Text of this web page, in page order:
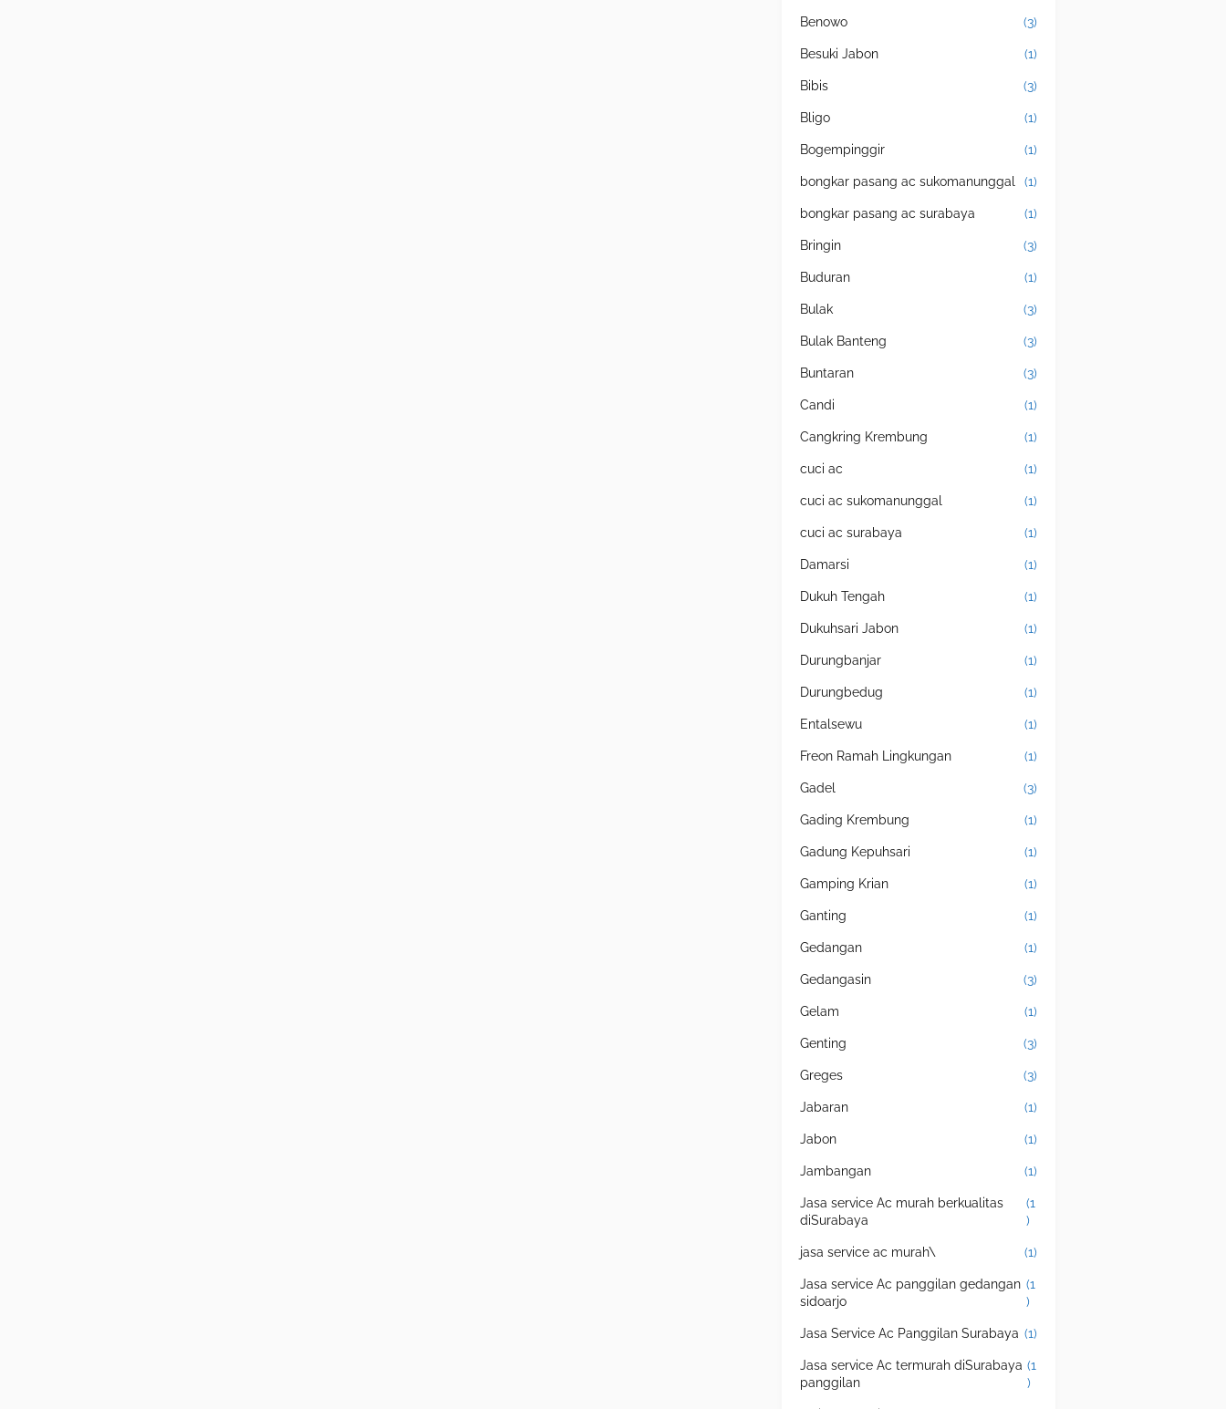
Benowo (3)
Besuki Jabon (1)
Bibis (3)
Bligo (1)
Bogempinggir (1)
bongkar pasang ac sukomanunggal (1)
bongkar pasang ac surabaya (1)
Bringin (3)
Buduran (1)
Bulak (3)
Bulak Banteng (3)
Buntaran (3)
Candi (1)
Cangkring Krembung (1)
cuci ac (1)
cuci ac sukomanunggal (1)
cuci ac surabaya (1)
Damarsi (1)
Dukuh Tengah (1)
Dukuhsari Jabon (1)
Durungbanjar (1)
Durungbedug (1)
Entalsewu (1)
Freon Ramah Lingkungan (1)
Gadel (3)
Gading Krembung (1)
Gadung Kepuhsari (1)
Gamping Krian (1)
Ganting (1)
Gedangan (1)
Gedangasin (3)
Gelam (1)
Genting (3)
Greges (3)
Jabaran (1)
Jabon (1)
Jambangan (1)
Jasa service Ac murah berkualitas
diSurabaya
(1
)
jasa service ac murah\ (1)
Jasa service Ac panggilan gedangan
sidoarjo
(1
)
Jasa Service Ac Panggilan Surabaya (1)
Jasa service Ac termurah diSurabaya
panggilan
(1
)